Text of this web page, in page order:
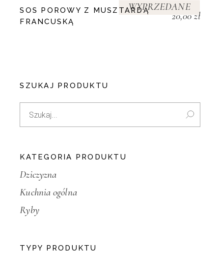
WYPRZEDANE
SOS POROWY Z MUSZTARDĄ
FRANCUSKĄ
20,00zł
SZUKAJ PRODUKTU
Search
for:
KATEGORIA PRODUKTU
Dziczyzna
Kuchnia ogólna
Ryby
TYPY PRODUKTU